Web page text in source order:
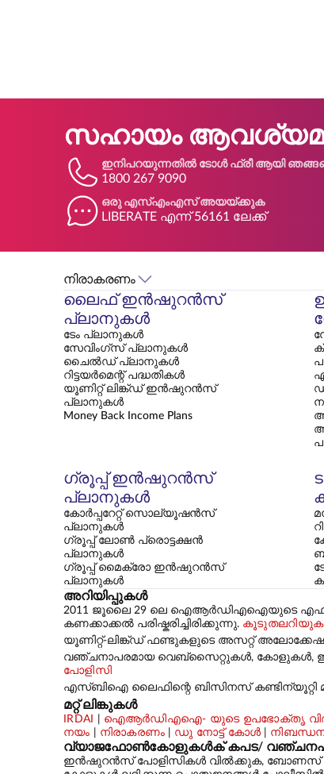
സഹായം
ഇനിപറയുന്നതിൽ ടോൾ ഫ്രീ ആയി
1800 267 9090
ഒരു എസ്എംഎസ് അയയ്ക്കുക
LIBERATE എന്ന് 56161 ലേക്ക്
നിരാകരണം
ലൈഫ് ഇൻഷുറൻസ്
പ്ലാനുകൾ
ടേം പ്ലാനുകൾ
സേവിംഗ്സ് പ്ലാനുകൾ
ചൈൽഡ് പ്ലാനുകൾ
റിട്ടയർമെന്റ് പദ്ധതികൾ
യൂണിറ്റ് ലിങ്ക്ഡ് ഇൻഷുറൻസ്
പ്ലാനുകൾ
Money Back Income Plans
ഗ്രൂപ്പ് ഇൻഷുറൻസ്
പ്ലാനുകൾ
കോർപ്പറേറ്റ് സൊല്യൂഷൻസ്
പ്ലാനുകൾ
ഗ്രൂപ്പ് ലോൺ പ്രൊട്ടക്ഷൻ
പ്ലാനുകൾ
ഗ്രൂപ്പ് മൈക്രോ ഇൻഷുറൻസ്
പ്ലാനുകൾ
അറിയിപ്പുകൾ
2011 ജൂലൈ 29 ലെ ഐആർഡിഎഐയുടെ എഫ് &
കണക്കാക്കൽ പരിഷ്കരിച്ചിരിക്കുന്നു. കൂടുതലറിയുക
യൂണിറ്റ്-ലിങ്ക്ഡ് ഫണ്ടുകളുടെ അസറ്റ്
വഞ്ചനാപരമായ വെബ്‌സൈറ്റുകൾ, കോളുകൾ, ഇ-
പോളിസി
എസ്‌ബിഐ ലൈഫിന്റെ ബിസിനസ് കണ്ടിന്യൂറ്റി
മറ്റ് ലിങ്കുകൾ
IRDAI ഐആർഡിഎഐ- യുടെ ഉപഭോക്തൃ
നയം
നിരാകരണം ഡു നോട്ട് കോൾ
വ്യാജഫോൺകോളുകൾക് കപട/
ഇൻഷുറൻസ് പോളിസികൾ വിൽക്കുക, ബോണസ്